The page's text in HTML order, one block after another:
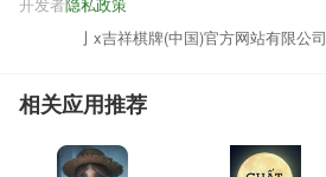
亅x吉祥棋牌(中国)官方网站有限公司
相关应用推荐